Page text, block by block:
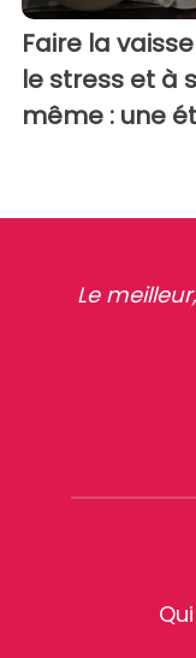
Faire la
le stress et à
même : une
Le